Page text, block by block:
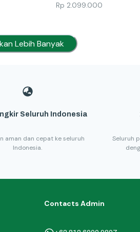
Rp 2.099.000
Lebih Banyak
Seluruh Indonesia
aman dan cepat ke seluruh
Indonesia.
Seluruh
Contacts Admin